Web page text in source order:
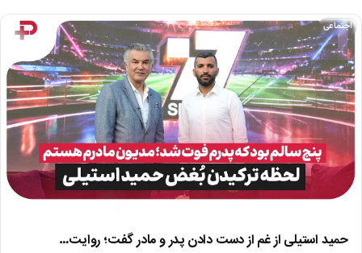
اجتماعی
حمید استیلی از غم از دست دادن پدر و مادر گفت؛ روایت…